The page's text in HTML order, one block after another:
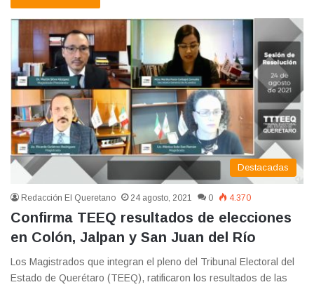
Destacadas
Redacción El Queretano 24 agosto, 2021 0 4.370
Confirma TEEQ resultados de elecciones
en Colón, Jalpan y San Juan del Río
Los Magistrados que integran el pleno del Tribunal Electoral del
Estado de Querétaro (TEEQ), ratificaron los resultados de las